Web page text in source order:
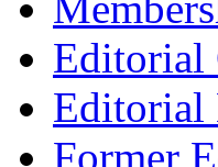
Editorial
Editorial
Former